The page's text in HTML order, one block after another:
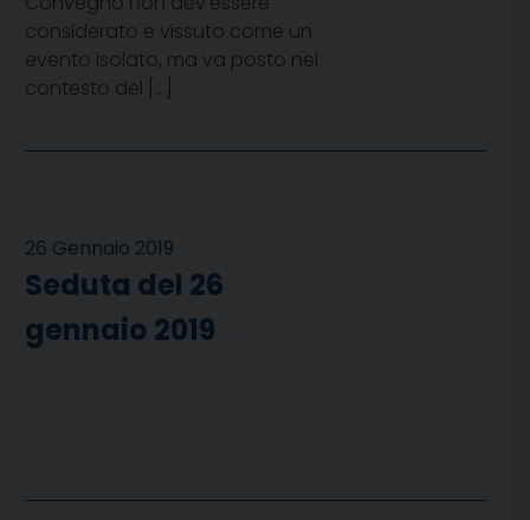
considerato e vissuto come un
evento isolato, ma va posto nel
contesto del […]
26 Gennaio 2019
Seduta del 26
gennaio 2019